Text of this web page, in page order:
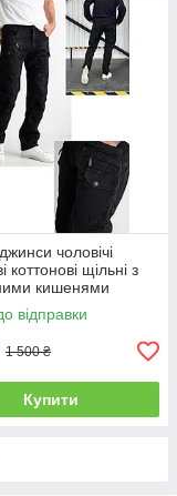
чоловічі
коттонові щільні з
кишенями
Туреччина
відправки
1 500 ₴
Купити